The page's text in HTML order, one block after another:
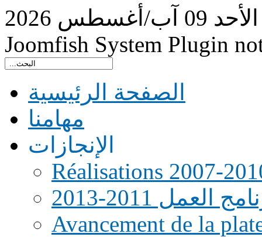
الأحد 09 آب/أغسطس 2026
Joomfish System Plugin
الصفحة الرئيسية
مهامنا
الإنجازات
Réalisations 2007-
العمل 2011-2013
Avancement de la